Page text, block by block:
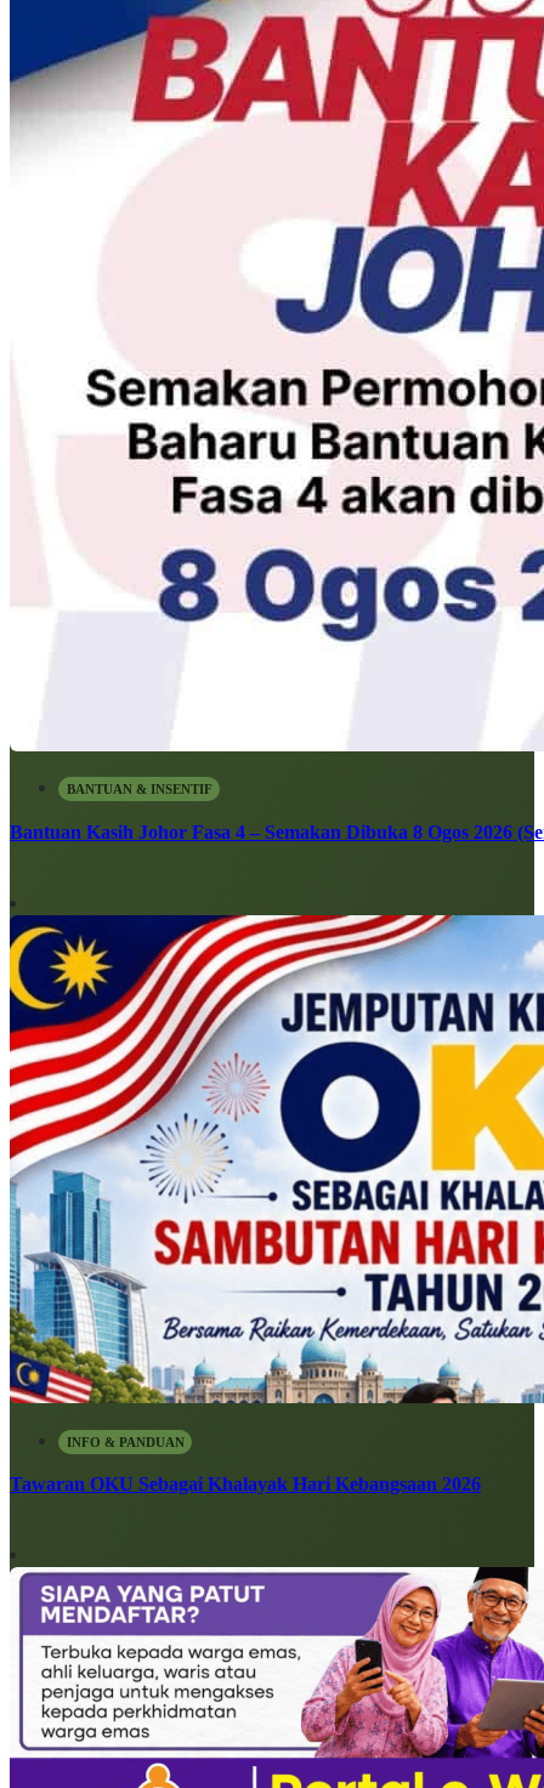
BANTUAN & INSENTIF
Bantuan Kasih Johor Fasa 4 – Semakan Dibuka 8 Ogos 2026
INFO & PANDUAN
Tawaran OKU Sebagai Khalayak Hari Kebangsaan 2026